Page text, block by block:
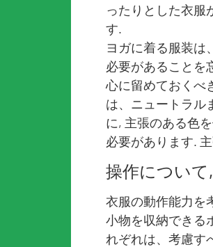
ったりとした衣服
す.
ヨガに着る服装は
必要があることを
心に留めておくべ
は、ニュートラル
に, 主張のある色
必要があります.
操作につい
衣服の動作能力を
小物を収納できる
れぞれは、考慮す